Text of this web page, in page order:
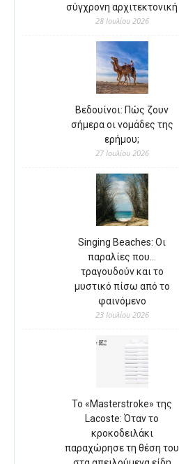
σύγχρονη αρχιτεκτονική
28 Ιουλίου 2026
Βεδουίνοι: Πώς ζουν
σήμερα οι νομάδες της
ερήμου;
27 Ιουλίου 2026
Singing Beaches: Οι
παραλίες που…
τραγουδούν και το
μυστικό πίσω από το
φαινόμενο
23 Ιουλίου 2026
Το «Masterstroke» της
Lacoste: Όταν το
κροκοδειλάκι
παραχώρησε τη θέση του